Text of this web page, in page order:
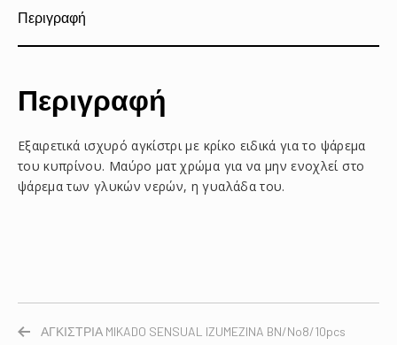
Περιγραφή
Περιγραφή
Εξαιρετικά ισχυρό αγκίστρι με κρίκο ειδικά για το ψάρεμα
του κυπρίνου. Μαύρο ματ χρώμα για να μην ενοχλεί στο
ψάρεμα των γλυκών νερών, η γυαλάδα του.
ΑΓΚΙΣΤΡΙΑ MIKADO SENSUAL IZUMEZINA BN/No8/10pcs